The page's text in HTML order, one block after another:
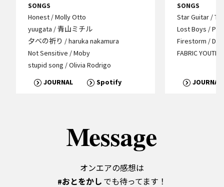
SONGS
Honest / Molly Otto
yuugata / 青山ミチル
夕べの祈り / haruka nakamura
Not Sensitive / Moby
stupid song / Olivia Rodrigo
JOURNAL
Spotify
SONGS
Star Guitar /
Lost Boys /
Firestorm /
FABRIC
JOURNAL
オンエアの感想は
#おとをかし でも待ってます！